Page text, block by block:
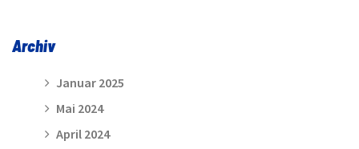
Archiv
Januar 2025
Mai 2024
April 2024